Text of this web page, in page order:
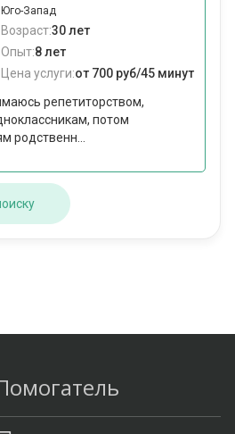
Юго-Запад
Возраст:30 лет
Опыт:8 лет
Цена услуги:от 700 руб/45 минут
репетиторством,
потом
родственн...